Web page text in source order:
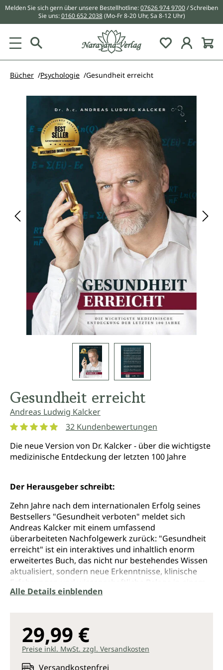
springen
Melden Sie sich gern über unsere Bestellhotline:07626 974 9700/ Schreiben
Sie uns:0160 652 2038 (Mo-Fr 8-20 Uhr, Sa 8-12 Uhr)
Du hast 0
Bücher Psychologie Gesundheit erreicht
Gesundheit erreicht
Andreas Ludwig Kalcker
32 Kundenbewertungen
Die neue Version von Dr. Kalcker - über die wichtigste
medizinische Entdeckung der letzten 100 Jahre
Der Herausgeber schreibt:
Zehn Jahre nach dem internationalen Erfolg seines
Bestsellers "Gesundheit verboten" meldet sich
Andreas Kalcker mit einem umfassend
überarbeiteten Nachfolgewerk zurück: "Gesundheit
erreicht" ist ein interaktives und inhaltlich enorm
erweitertes Buch, das nicht nur bestehendes Wissen
aktualisiert, sondern neue Erkenntnisse, klinische
Erfahrungen und wissenschaftliche Belege in einem
noch nie dagewesenen Umfang zusammenführt. Mit
Anleitungen ist dieses Buch nicht nur ein Lese-,
sondern ein Arbeitswerkzeug für alle, die
Verantwortung für ihre eigene Gesundheit und ihr
Alle Details einblenden
29,99 €
Preise inkl. MwSt. zzgl. Versandkosten
Versandkostenfrei